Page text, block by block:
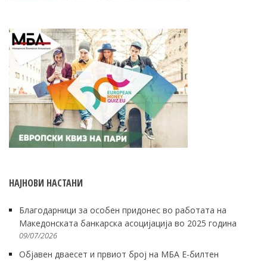
НАЈНОВИ НАСТАНИ
Благодарници за особен придонес во работата на
Македонската банкарска асоцијација во 2025 година
09/07/2026
Објавен дваесет и првиот број на МБА Е-билтен